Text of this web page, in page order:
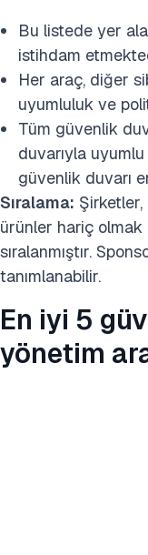
Bu listede yer
istihdam
Her araç, diğer
uyumluluk ve
Tüm güvenlik
duvarıyla
güvenlik duvarı
Sıralama: Şirketler,
ürünler hariç olmak
sıralanmıştır.
tanımlanabilir.
En iyi 5
yönetim